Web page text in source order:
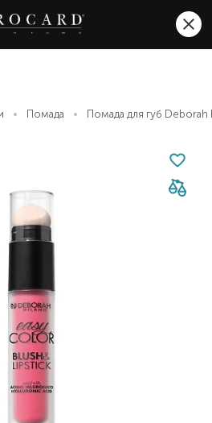
Помада Помада для губ Deborah